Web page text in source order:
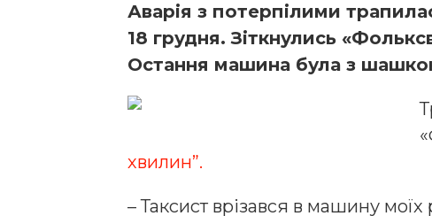
Аварія з потерпілими
18 грудня. Зіткнулись
Остання машина була з
хвилин”.
– Таксист врізався в машину